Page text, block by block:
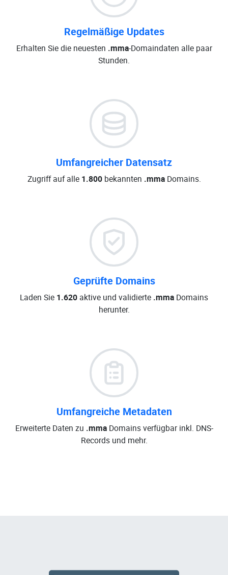
Regelmäßige Updates
Erhalten Sie die neuesten .mma-Domaindaten alle paar
Stunden.
Umfangreicher Datensatz
Zugriff auf alle 1.800bekannten .mmaDomains.
Geprüfte Domains
Laden Sie 1.620 aktive und validierte .mma Domains
herunter.
Umfangreiche Metadaten
Erweiterte Daten zu .mmaDomains verfügbar inkl. DNS-
Records und mehr.